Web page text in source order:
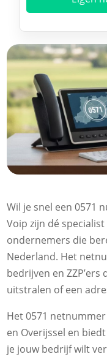
Wil je snel een 0571
Voip zijn dé
ondernemers die
Nederland. Het
bedrijven en
uitstralen of een
Het 0571
en Overijssel en
je jouw bedrijf wilt